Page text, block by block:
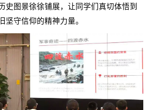
史图景徐徐铺展，让同学们真切体悟到
坚守信仰的精神力量。